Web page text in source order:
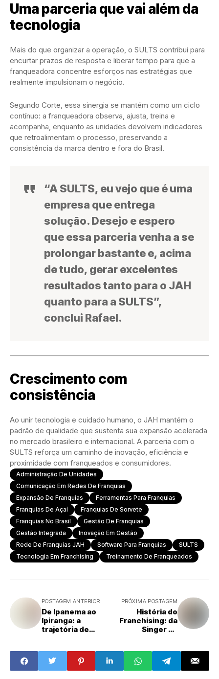
Uma parceria que vai além da
tecnologia
Mais do que organizar a operação, o SULTS contribui para
encurtar prazos de resposta e liberar tempo para que a
franqueadora concentre esforços nas estratégias que
realmente impulsionam o negócio.
Segundo Corte, essa sinergia se mantém como um ciclo
contínuo: a franqueadora observa, ajusta, treina e
acompanha, enquanto as unidades devolvem indicadores
que retroalimentam o processo, preservando a
consistência da marca dentro e fora do Brasil.
“A SULTS, eu vejo que é uma
empresa que entrega
solução. Desejo e espero
que essa parceria venha a se
prolongar bastante e, acima
de tudo, gerar excelentes
resultados tanto para o JAH
quanto para a SULTS”,
conclui Rafael.
Crescimento com
consistência
Ao unir tecnologia e cuidado humano, o JAH mantém o
padrão de qualidade que sustenta sua expansão acelerada
no mercado brasileiro e internacional. A parceria com o
SULTS reforça um caminho de inovação, eficiência e
proximidade com franqueados e consumidores.
Administração De Unidades
Comunicação Em Redes De Franquias
Expansão De Franquias
Ferramentas Para Franquias
Franquias De Açaí
Franquias De Sorvete
Franquias No Brasil
Gestão De Franquias
Gestão Integrada
Inovação Em Gestão
Rede De Franquias JAH
Software Para Franquias
SULTS
Tecnologia Em Franchising
Treinamento De Franqueados
POSTAGEM ANTERIOR
De Ipanema ao
Ipiranga: a
trajetória de
Rara Brechó
PRÓXIMA POSTAGEM
História do
Franchising: da
Singer ao
modelo que move
bilhões